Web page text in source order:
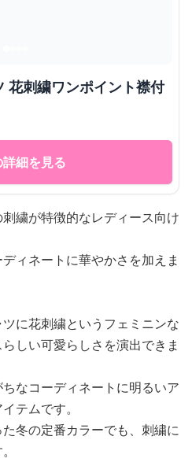
花刺繍ワンポイント襟付
細を見る
繍が特徴的なレディース向け
ィネートに華やかさを加えま
に花刺繍というフェミニンな
しい可愛らしさを演出できま
なコーディネートに明るいア
テムです。
冬の定番カラーでも、刺繍に